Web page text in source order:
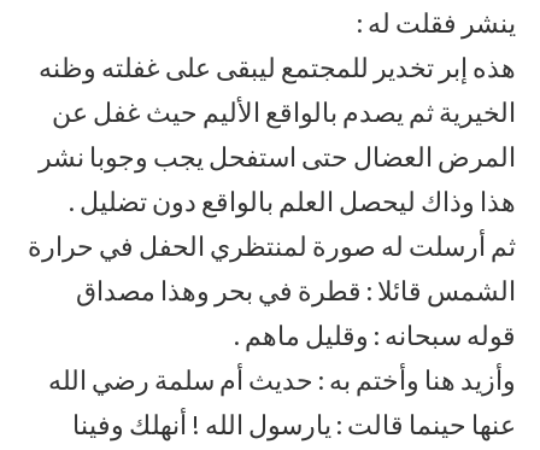
ينشر فقلت له :
هذه إبر تخدير للمجتمع ليبقى على غفلته وظنه
الخيرية ثم يصدم بالواقع الأليم حيث غفل عن
المرض العضال حتى استفحل يجب وجوبا نشر
هذا وذاك ليحصل العلم بالواقع دون تضليل .
ثم أرسلت له صورة لمنتظري الحفل في حرارة
الشمس قائلا : قطرة في بحر وهذا مصداق
قوله سبحانه : وقليل ماهم .
وأزيد هنا وأختم به : حديث أم سلمة رضي الله
عنها حينما قالت : يارسول الله ! أنهلك وفينا